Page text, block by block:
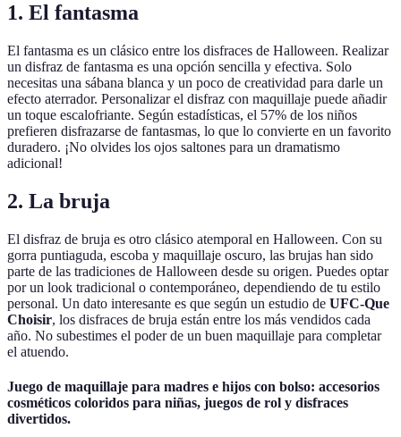
1. El fantasma
El fantasma es un clásico entre los disfraces de Halloween. Realizar
un disfraz de fantasma es una opción sencilla y efectiva. Solo
necesitas una sábana blanca y un poco de creatividad para darle un
efecto aterrador. Personalizar el disfraz con maquillaje puede añadir
un toque escalofriante. Según estadísticas, el 57% de los niños
prefieren disfrazarse de fantasmas, lo que lo convierte en un favorito
duradero. ¡No olvides los ojos saltones para un dramatismo
adicional!
2. La bruja
El disfraz de bruja es otro clásico atemporal en Halloween. Con su
gorra puntiaguda, escoba y maquillaje oscuro, las brujas han sido
parte de las tradiciones de Halloween desde su origen. Puedes optar
por un look tradicional o contemporáneo, dependiendo de tu estilo
personal. Un dato interesante es que según un estudio de UFC-Que
Choisir, los disfraces de bruja están entre los más vendidos cada
año. No subestimes el poder de un buen maquillaje para completar
el atuendo.
Juego de maquillaje para madres e hijos con bolso: accesorios
cosméticos coloridos para niñas, juegos de rol y disfraces
divertidos.